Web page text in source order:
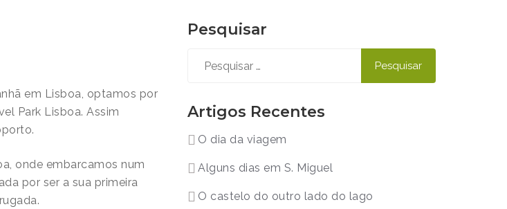
em Lisboa, optamos por
Park Lisboa. Assim
onde embarcamos num
por ser a sua primeira
Pesquisar
por:
Artigos Recentes
O dia da viagem
Alguns dias em S. Miguel
O castelo do outro lado do lago